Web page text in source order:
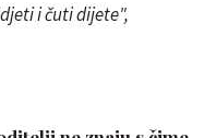
i čuti dijete",